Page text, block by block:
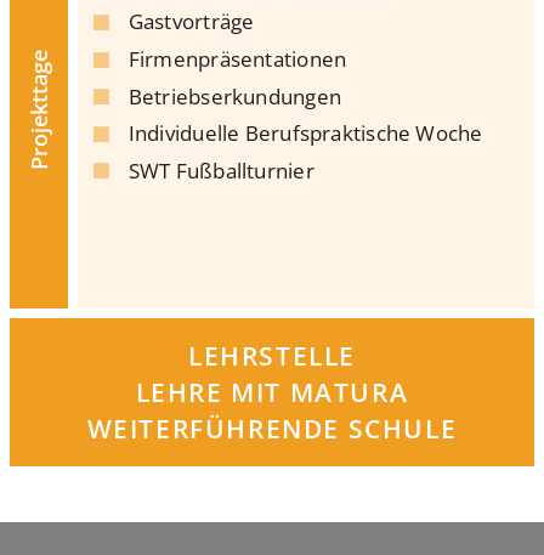
Projekttage
Gastvorträge
Firmenpräsentationen
Betriebserkundungen
Individuelle Berufspraktische Woche
SWT Fußballturnier
LEHRSTELLE
LEHRE MIT MATURA
WEITERFÜHRENDE SCHULE